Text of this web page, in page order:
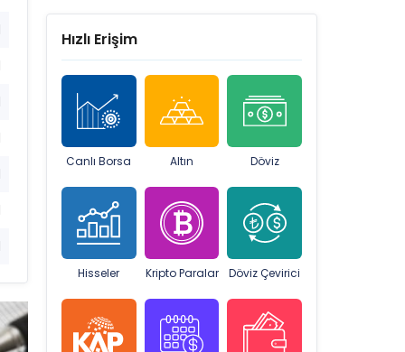
Hızlı Erişim
Canlı Borsa Altın Döviz
Hisseler Kripto Paralar Döviz Çevirici